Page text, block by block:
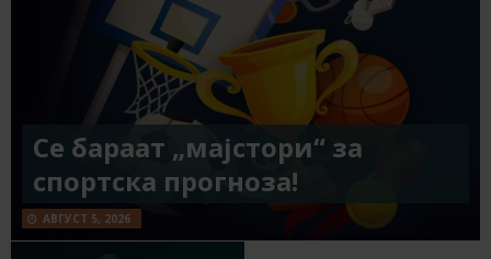
Се бараат „мајстори“ за
спортска прогноза!
АВГУСТ 5, 2026